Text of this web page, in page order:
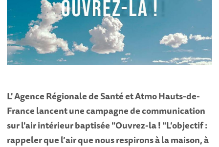
L' Agence Régionale de Santé et Atmo Hauts-de-
France lancent une campagne de communication
sur l'air intérieur baptisée "Ouvrez-la ! "L’objectif :
rappeler que l’air que nous respirons à la maison, à